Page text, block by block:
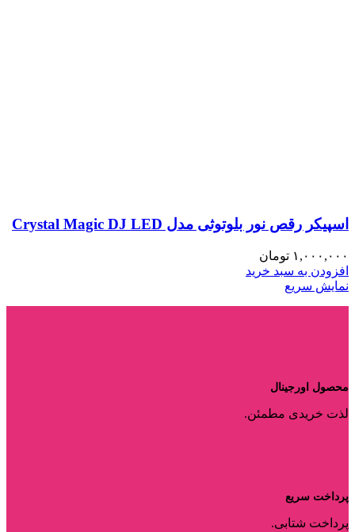
اسپیکر رقص نور بلوتوثی مدل Crystal Magic DJ LED
۱,۰۰۰,۰۰۰ تومان
افزودن به سبد خرید
نمایش سریع
محصول اورجینال
لذت خریدی مطمئن.
پرداخت سریع
پرداخت شتابی.